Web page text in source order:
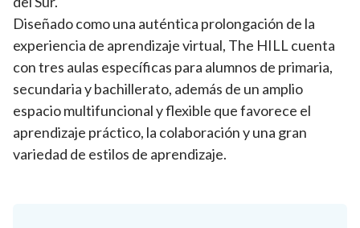
Diseñado como una auténtica prolongación de la
experiencia de aprendizaje virtual, The HILL cuenta
con tres aulas específicas para alumnos de primaria,
secundaria y bachillerato, además de un amplio
espacio multifuncional y flexible que favorece el
aprendizaje práctico, la colaboración y una gran
variedad de estilos de aprendizaje.